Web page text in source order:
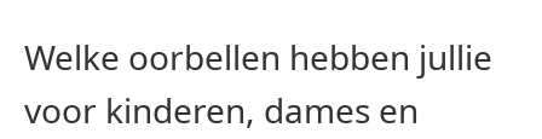
Welke oorbellen hebben jullie
voor kinderen, dames en